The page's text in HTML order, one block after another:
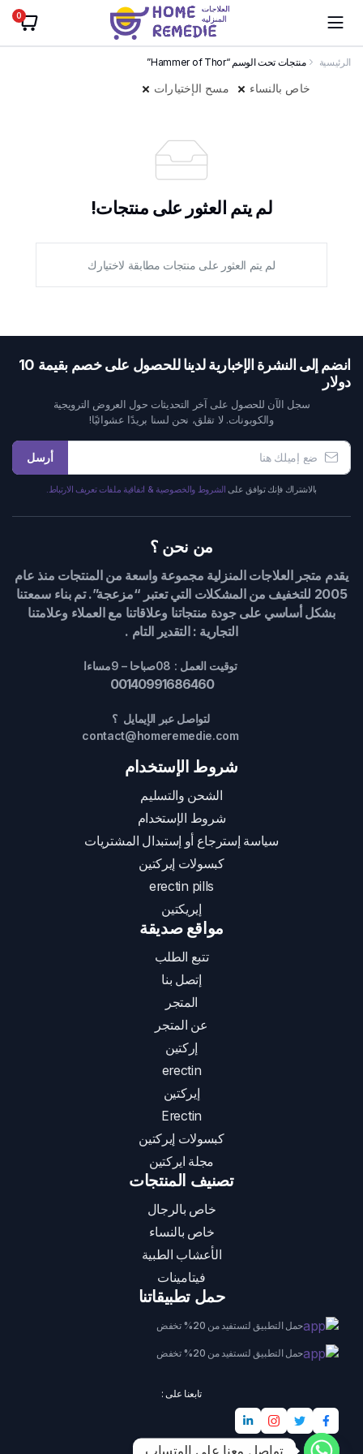
0
الرئيسية منتجات تحت الوسم “Hammer of Thor”
مسح الإختيارات خاص بالنساء
لم يتم العثور على منتجات!
لم يتم العثور على منتجات مطابقة لاختيارك
انضم إلى النشرة الإخبارية لدينا للحصول على خصم بقيمة 10
دولار
سجل الآن للحصول على آخر التحديثات حول العروض الترويجية
والكوبونات. لا تقلق، نحن لسنا بريدًا عشوائيًا!
أرسل
بالاشتراك فإنك توافق على الشروط والخصوصية & اتفاقية ملفات تعريف الارتباط.
من نحن ؟
يقدم متجر العلاجات المنزلية مجموعة واسعة من المنتجات منذ عام
2005 للتخفيف من المشكلات التي تعتبر “مزعجة”. تم بناء سمعتنا
بشكل أساسي على جودة منتجاتنا وعلاقاتنا مع العملاء وعلامتنا
التجارية : التقدير التام .
توقيت العمل : 08صباحا – 9مساءا
00140991686460
لتواصل عبر الإيمايل ؟
contact@homeremedie.com
شروط الإستخدام
الشحن والتسليم
شروط الإستخدام
سياسة إسترجاع أو إستبدال المشتريات
كبسولات إيركتين
erectin pills
إيريكتين
مواقع صديقة
تتبع الطلب
إتصل بنا
المتجر
عن المتجر
إركتين
erectin
إيركتين
Erectin
كبسولات إيركتين
مجلة ايركتين
تصنيف المنتجات
خاص بالرجال
خاص بالنساء
الأعشاب الطبية
فيتامينات
حمل تطبيقاتنا
حمل التطبيق لتستفيد من 20% تخفض
حمل التطبيق لتستفيد من 20% تخفض
تابعنا على :
تواصل معنا على الوتساب